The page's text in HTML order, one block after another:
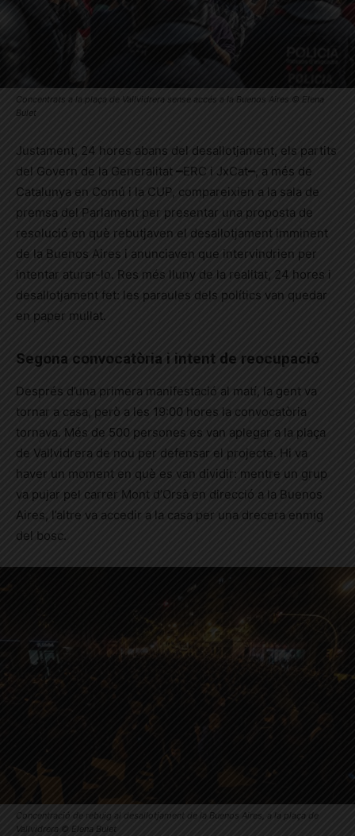
Concentrats a la plaça de Vallvidrera sense accés a la Buenos Aires © Elena
Bulet
Justament, 24 hores abans del desallotjament, els partits
del Govern de la Generalitat ━ERC i JxCat━, a més de
Catalunya en Comú i la CUP, compareixien a la sala de
premsa del Parlament per presentar una proposta de
resolució en què rebutjaven el desallotjament imminent
de la Buenos Aires i anunciaven que intervindrien per
intentar aturar-lo. Res més lluny de la realitat, 24 hores i
desallotjament fet: les paraules dels polítics van quedar
en paper mullat.
Segona convocatòria i intent de reocupació
Després d’una primera manifestació al matí, la gent va
tornar a casa, però a les 19:00 hores la convocatòria
tornava. Més de 500 persones es van aplegar a la plaça
de Vallvidrera de nou per defensar el projecte. Hi va
haver un moment en què es van dividir: mentre un grup
va pujar pel carrer Mont d’Orsà en direcció a la Buenos
Aires, l’altre va accedir a la casa per una drecera enmig
del bosc.
Concentració de rebuig al desallotjament de la Buenos Aires, a la plaça de
Vallvidrera © Elena Bulet